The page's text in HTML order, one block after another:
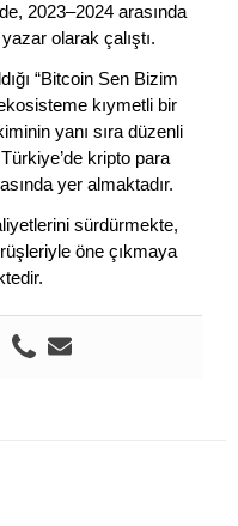
2023–2024 arasında
olarak çalıştı.
“Bitcoin Sen Bizim
kıymetli bir
yanı sıra düzenli
kripto para
yer almaktadır.
sürdürmekte,
öne çıkmaya